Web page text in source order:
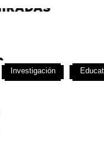
Investigación